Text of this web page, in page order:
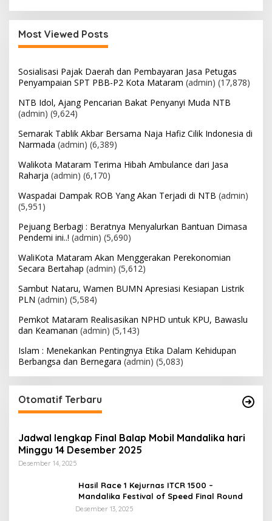
Most Viewed Posts
Sosialisasi Pajak Daerah dan Pembayaran Jasa Petugas
Penyampaian SPT PBB-P2 Kota Mataram (admin) (17,878)
NTB Idol, Ajang Pencarian Bakat Penyanyi Muda NTB
(admin) (9,624)
Semarak Tablik Akbar Bersama Naja Hafiz Cilik Indonesia di
Narmada (admin) (6,389)
Walikota Mataram Terima Hibah Ambulance dari Jasa
Raharja (admin) (6,170)
Waspadai Dampak ROB Yang Akan Terjadi di NTB (admin)
(5,951)
Pejuang Berbagi : Beratnya Menyalurkan Bantuan Dimasa
Pendemi ini..! (admin) (5,690)
WaliKota Mataram Akan Menggerakan Perekonomian
Secara Bertahap (admin) (5,612)
Sambut Nataru, Wamen BUMN Apresiasi Kesiapan Listrik
PLN (admin) (5,584)
Pemkot Mataram Realisasikan NPHD untuk KPU, Bawaslu
dan Keamanan (admin) (5,143)
Islam : Menekankan Pentingnya Etika Dalam Kehidupan
Berbangsa dan Bernegara (admin) (5,083)
Otomatif Terbaru
Jadwal lengkap Final Balap Mobil Mandalika hari
Minggu 14 Desember 2025
Desember 14, 2025
Hasil Race 1 Kejurnas ITCR 1500 –
Mandalika Festival of Speed Final Round
Desember 13, 2025